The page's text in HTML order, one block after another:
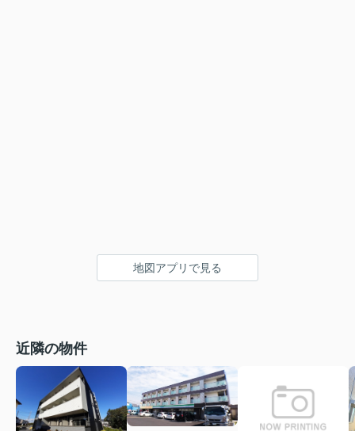
地図アプリで見る
近隣の物件